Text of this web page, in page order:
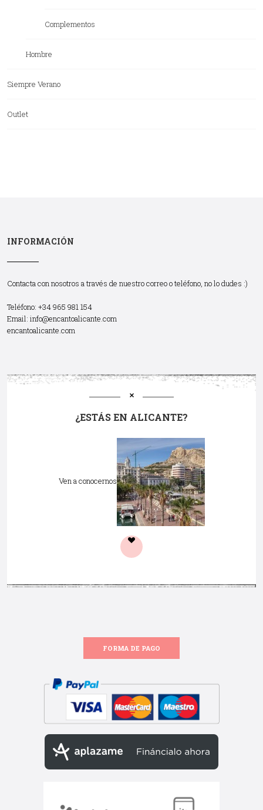
Complementos
Hombre
Siempre Verano
Outlet
INFORMACIÓN
Contacta con nosotros a través de nuestro correo o teléfono, no lo dudes :)
Teléfono: +34 965 981 154
Email: info@encantoalicante.com
encantoalicante.com
¿ESTÁS EN ALICANTE?
Ven a conocernos
FORMA DE PAGO